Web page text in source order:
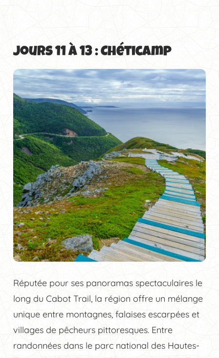
Jours 11 à 13 : Chéticamp
Réputée pour ses panoramas spectaculaires le
long du Cabot Trail, la région offre un mélange
unique entre montagnes, falaises escarpées et
villages de pêcheurs pittoresques. Entre
randonnées dans le parc national des Hautes-